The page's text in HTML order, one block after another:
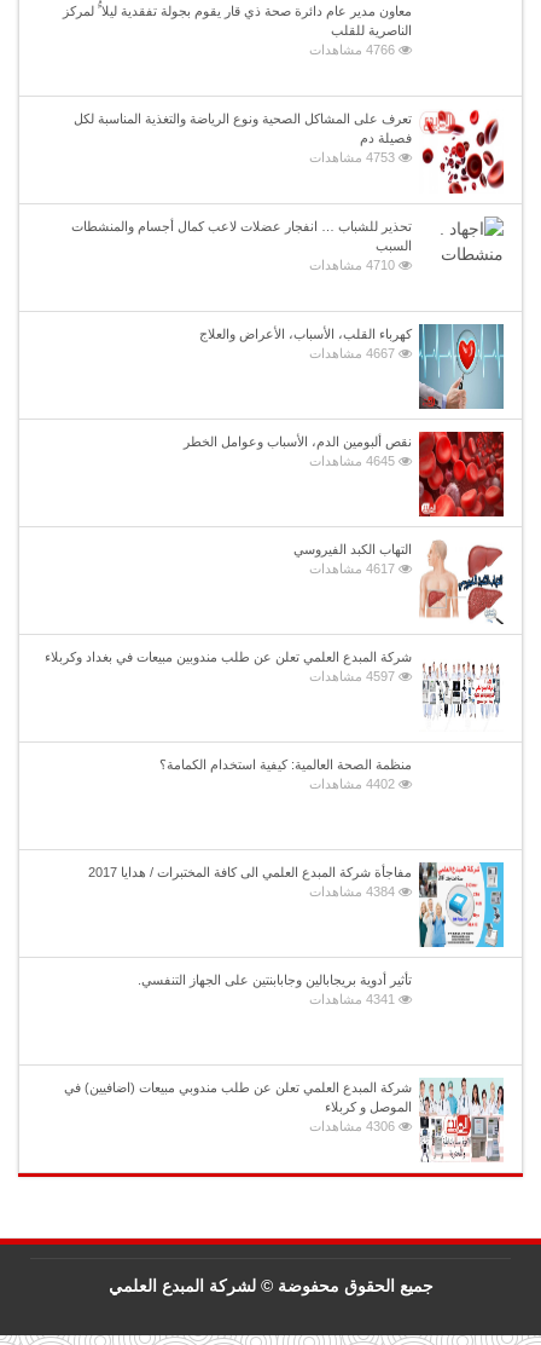
معاون مدير عام دائرة صحة ذي قار يقوم بجولة تفقدية ليلا ًُ لمركز
الناصرية للقلب
4766 مشاهدات
تعرف على المشاكل الصحية ونوع الرياضة والتغذية المناسبة لكل
فصيلة دم
4753 مشاهدات
تحذير للشباب … انفجار عضلات لاعب كمال أجسام والمنشطات
السبب
4710 مشاهدات
كهرباء القلب، الأسباب، الأعراض والعلاج
4667 مشاهدات
نقص ألبومين الدم، الأسباب وعوامل الخطر
4645 مشاهدات
التهاب الكبد الفيروسي
4617 مشاهدات
شركة المبدع العلمي تعلن عن طلب مندوبين مبيعات في بغداد وكربلاء
4597 مشاهدات
منظمة الصحة العالمية: كيفية استخدام الكمامة؟
4402 مشاهدات
مفاجأة شركة المبدع العلمي الى كافة المختبرات / هدايا 2017
4384 مشاهدات
تأثير أدوية بريجابالين وجابابنتين على الجهاز التنفسي.
4341 مشاهدات
شركة المبدع العلمي تعلن عن طلب مندوبي مبيعات (اضافيين) في
الموصل و كربلاء
4306 مشاهدات
جميع الحقوق محفوضة © لشركة المبدع العلمي